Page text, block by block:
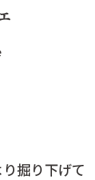
掘り下げて